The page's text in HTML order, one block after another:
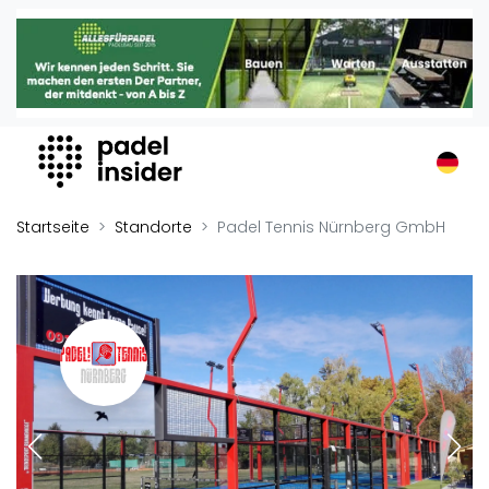
Padel Insider
Home
Organisationen
Buchungssysteme
Padel-Shops
Padelplatzbauer
Verschiedenes
Veranstaltungen
Turniere
International
Playtomic
Startseite Standorte Padel Tennis Nürnberg GmbH